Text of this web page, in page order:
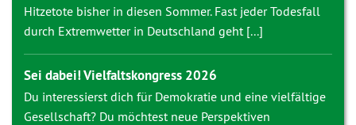
Hitzetote bisher in diesen Sommer. Fast jeder Todesfall
durch Extremwetter in Deutschland geht [...]
Sei dabei! Vielfaltskongress 2026
Du interessierst dich für Demokratie und eine vielfältige
Gesellschaft? Du möchtest neue Perspektiven